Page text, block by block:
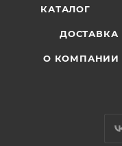
КАТАЛОГ
ДОСТАВКА
О КОМПАНИИ